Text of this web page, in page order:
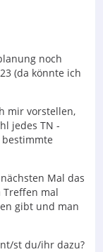
noch
(da könnte ich
mir vorstellen,
jedes TN -
Mal das
Treffen mal
gibt und man
st du/ihr dazu?